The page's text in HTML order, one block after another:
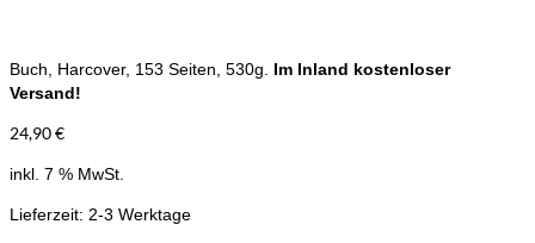
Buch, Harcover, 153 Seiten, 530g. Im Inland kostenloser
Versand!
24,90€
inkl. 7 % MwSt.
Lieferzeit: 2-3 Werktage